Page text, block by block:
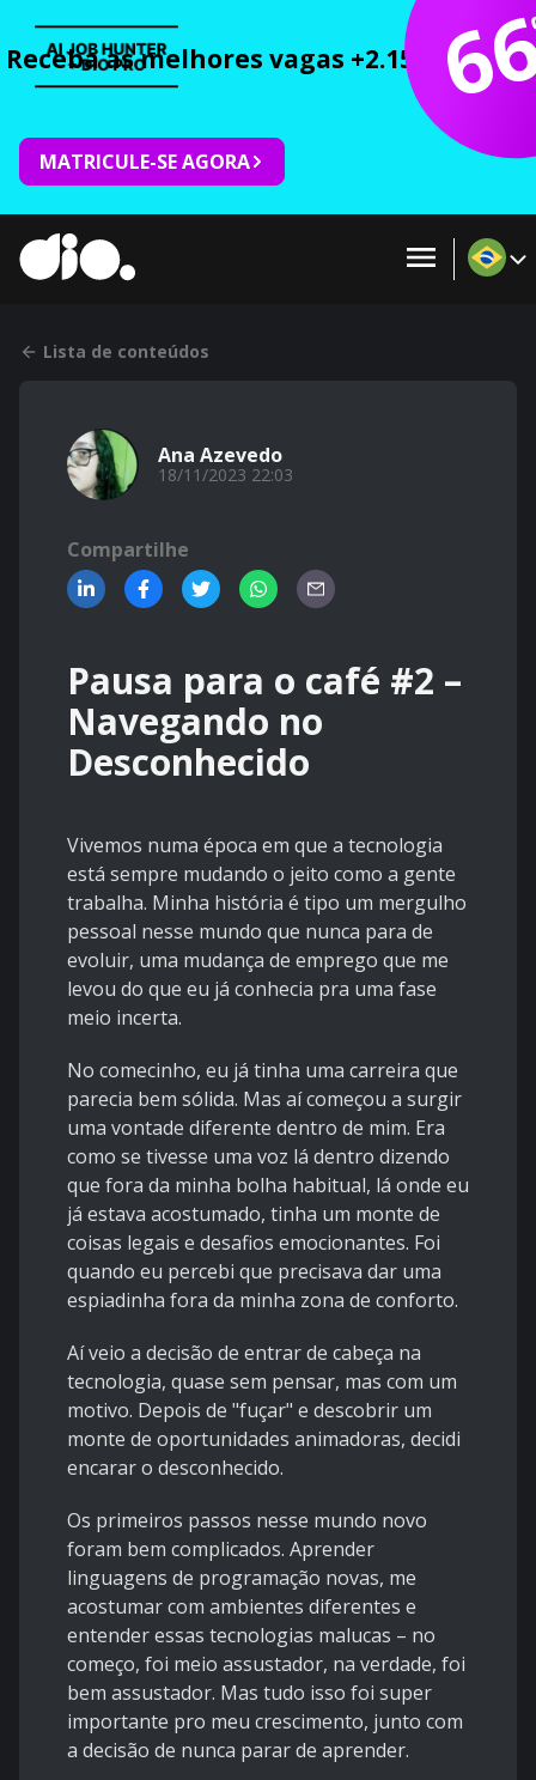
Receba as melhores vagas +2.150 cursos
MATRICULE-SE AGORA
Lista de conteúdos
Ana Azevedo
18/11/2023 22:03
Compartilhe
Pausa para o café #2 –
Navegando no
Desconhecido
Vivemos numa época em que a tecnologia
está sempre mudando o jeito como a gente
trabalha. Minha história é tipo um mergulho
pessoal nesse mundo que nunca para de
evoluir, uma mudança de emprego que me
levou do que eu já conhecia pra uma fase
meio incerta.
No comecinho, eu já tinha uma carreira que
parecia bem sólida. Mas aí começou a surgir
uma vontade diferente dentro de mim. Era
como se tivesse uma voz lá dentro dizendo
que fora da minha bolha habitual, lá onde eu
já estava acostumado, tinha um monte de
coisas legais e desafios emocionantes. Foi
quando eu percebi que precisava dar uma
espiadinha fora da minha zona de conforto.
Aí veio a decisão de entrar de cabeça na
tecnologia, quase sem pensar, mas com um
motivo. Depois de "fuçar" e descobrir um
monte de oportunidades animadoras, decidi
encarar o desconhecido.
Os primeiros passos nesse mundo novo
foram bem complicados. Aprender
linguagens de programação novas, me
acostumar com ambientes diferentes e
entender essas tecnologias malucas – no
começo, foi meio assustador, na verdade, foi
bem assustador. Mas tudo isso foi super
importante pro meu crescimento, junto com
a decisão de nunca parar de aprender.